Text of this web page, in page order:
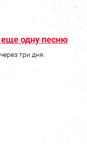
одну песню
три дня.